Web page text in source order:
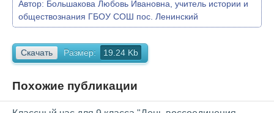
Автор: Большакова Любовь Ивановна, учитель истории и
обществознания ГБОУ СОШ пос. Ленинский
Скачать Размер: 19.24 Kb
Похожие публикации